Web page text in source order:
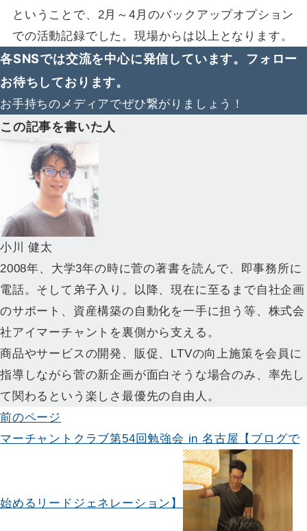
ということで、2月～4月のバックアップオプション
での活動記録でした。現場からは以上となります。
各SNSでは交流を中心に発信しています。フォロー
お待ちしております。
お手持ちのメディアでぜひ繋がりましょう！
この記事を書いた人
小川 健太
2008年、大学3年の時に菅の著書を読んで、即事務所に
電話。そして弟子入り。以降、現在に至るまで自社企画
のサポート、資産構築の自動化を一手に担う等、株式会
社アイマーチャントを裏側から支える。
商品やサービスの開発、販促、LTVの向上施策を会員に
指導しながら菅の新企画が面白そうな場合のみ、率先し
て関わるという楽しさ最優先の自由人。
投
稿
ビ
前のページ
マーチャントクラブ第54回勉強会 in 名古屋【ブログで
始めるリードジェネレーション】